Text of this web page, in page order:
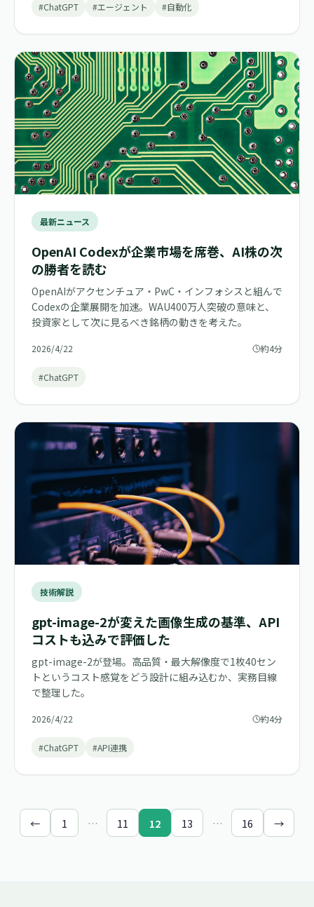
#ChatGPT #エージェント #自動化
最新ニュース
OpenAI Codexが企業市場を席巻、AI株の次
の勝者を読む
OpenAIがアクセンチュア・PwC・インフォシスと組んで
Codexの企業展開を加速。WAU400万人突破の意味と、
投資家として次に見るべき銘柄の動きを考えた。
2026/4/22 約4分
#ChatGPT
技術解説
gpt-image-2が変えた画像生成の基準、API
コストも込みで評価した
gpt-image-2が登場。高品質・最大解像度で1枚40セン
トというコスト感覚をどう設計に組み込むか、実務目線
で整理した。
2026/4/22 約4分
#ChatGPT #API連携
← 1 … 11 12 13 … 16 →